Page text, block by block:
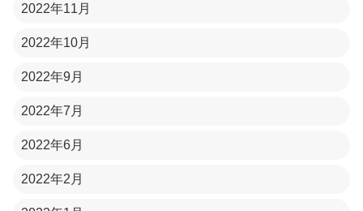
2022年11月
2022年10月
2022年9月
2022年7月
2022年6月
2022年2月